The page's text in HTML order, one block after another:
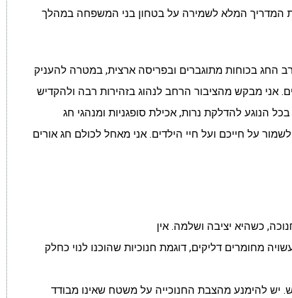
המדריך המלא לשמירה על בטחון בני המשפחה במהלך
החג בכוחות מתוגברים ובפריסה ארצית, במטרה להעניק
אני מבקש מהציבור הרחב לנהוג בזהירות רבה ולהקדיש
הנוגע להדלקת נרות, אכילת סופגניות ומנהגי חג
על חייכם ועל חיי הילדים. אני מאחל לכולם חג אורים
כשהיא יציבה ושלמה. אין
מחומרים דליקים, דוגמת חנוכיות שהוכנו לנוי כחלק
יש להימנע מהצבת החנוכייה על משטח שאינו מבודד